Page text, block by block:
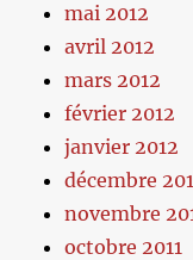
mai 2012
avril 2012
mars 2012
février 2012
janvier 2012
décembre
novembre
octobre 2011